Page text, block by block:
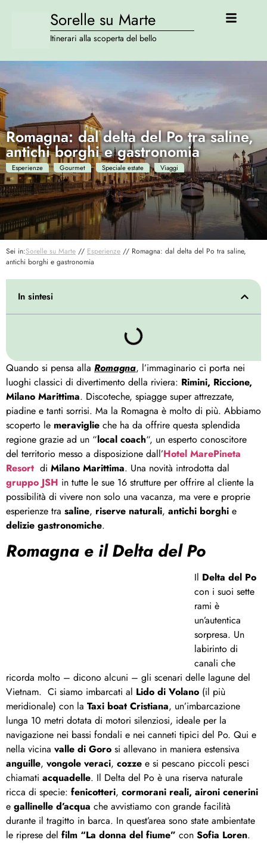
Sorelle su Marte
Itinerari alla scoperta del bello
Romagna: dal delta del Po tra saline,
antichi borghi e gastronomia
Esperienze Gourmet Speciale estate Viaggi
Sei in:Sorelle su Marte // Esperienze // Romagna: dal delta del Po tra saline,
antichi borghi e gastronomia
Quando si pensa alla Romagna, l’immaginario ci porta nei
luoghi classici di divertimento della riviera: Rimini, Riccione,
Milano Marittima. Discoteche, spiagge super attrezzate,
piadine e tanti sorrisi. Ma la Romagna è molto di più. Abbiamo
scoperto le meraviglie che ha da offrire questa splendida
regione grazie ad un “local coach“, un esperto conoscitore
del territorio messo a disposizione dall’Hotel MarePineta
Resort di Milano Marittima. Una novità introdotta dal
gruppo JSH in tutte le sue 16 strutture per offrire al cliente la
possibilità di vivere non solo una vacanza, ma vere e proprie
esperienze tra saline, riserve naturali, antichi borghi e
delizie gastronomiche.
Romagna e il Delta del Po
Il Delta del Po
con i suoi sette
rami è
un’autentica
sorpresa. Un
labirinto di
canali che
ricorda molto – dicono alcuni – gli scenari delle lagune del
Vietnam. Ci siamo imbarcati al Lido di Volano (il più
meridionale) con la Taxi boat Cristiana, un’imbarcazione
lunga 10 metri dotata di motori silenziosi, ideale per la
navigazione nei bassi fondali e nei canneti tipici del Po. Qui e
nella vicina valle di Goro si allevano in maniera estensiva
anguille, vongole veraci, cozze e si pescano piccoli pesci
chiamati acquadelle. Il Delta del Po è una riserva naturale
ricca di specie: fenicotteri, cormorani reali, aironi cenerini
e gallinelle d’acqua che avvistiamo con grande facilità
durante il tragitto in barca. In quest’area sono state ambientate
le riprese del film “La donna del fiume” con Sofia Loren.
In sintesi